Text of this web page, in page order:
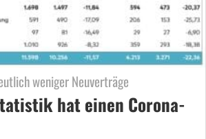
weniger Neuverträge
hat einen Corona-